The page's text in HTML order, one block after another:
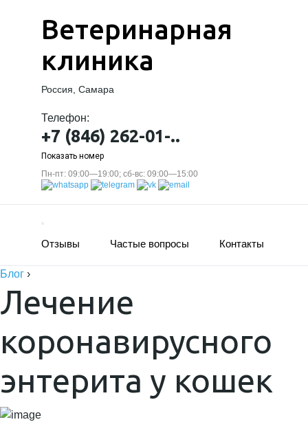
Ветеринарная
клиника
Россия, Самара
Телефон:
+7 (846) 262-01-..
Показать номер
Пн-пт: 09:00—19:00; сб-вс: 09:00—15:00
Отзывы Частые вопросы Контакты
Блог ›
Лечение
коронавирусного
энтерита у кошек